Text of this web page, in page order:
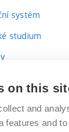
systém
studium
on this
and
features and